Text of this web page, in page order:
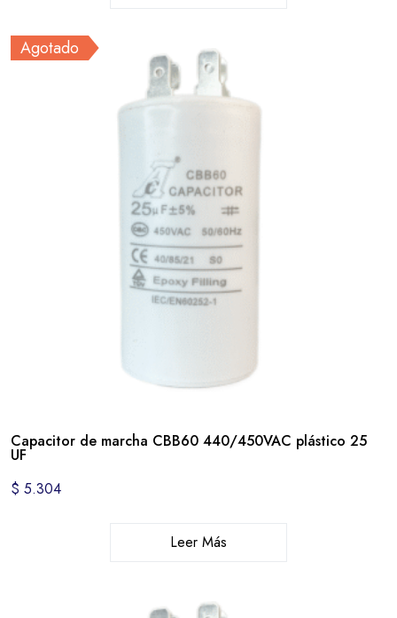
Agotado
Capacitor de marcha CBB60 440/450VAC plástico 25
UF
$ 5.304
Leer Más